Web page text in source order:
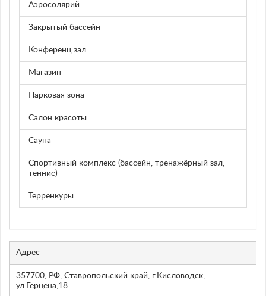
Аэросолярий
Закрытый бассейн
Конференц зал
Магазин
Парковая зона
Салон красоты
Сауна
Спортивный комплекс (бассейн, тренажёрный зал,
теннис)
Терренкуры
Адрес
357700, РФ, Ставропольский край, г.Кисловодск,
ул.Герцена,18.